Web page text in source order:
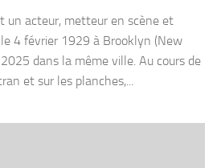
un acteur, metteur en scène et
4 février 1929 à Brooklyn (New
dans la même ville. Au cours de
et sur les planches,...